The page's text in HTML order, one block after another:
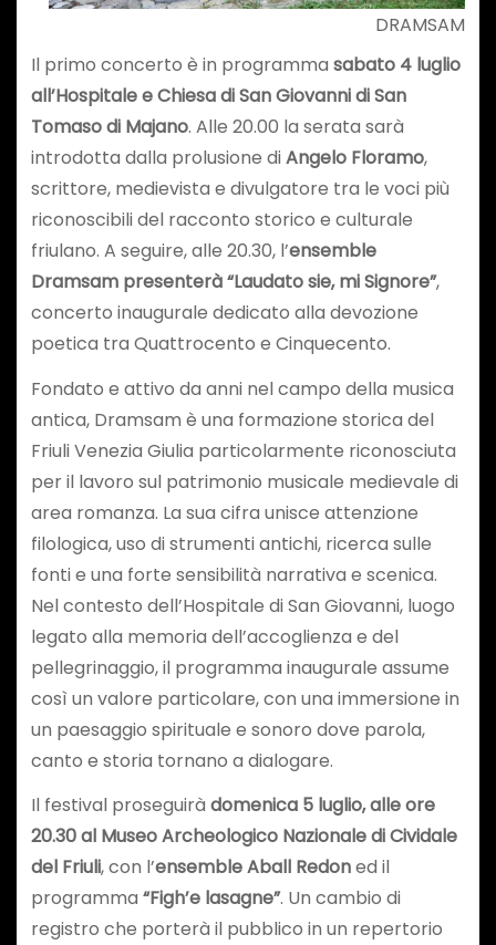
DRAMSAM
Il primo concerto è in programma sabato 4 luglio
all’Hospitale e Chiesa di San Giovanni di San
Tomaso di Majano. Alle 20.00 la serata sarà
introdotta dalla prolusione diAngelo Floramo,
scrittore, medievista e divulgatore tra le voci più
riconoscibili del racconto storico e culturale
friulano. A seguire, alle 20.30, l’ensemble
Dramsam presenterà “Laudato sie, mi Signore”,
concerto inaugurale dedicato alla devozione
poetica tra Quattrocento e Cinquecento.
Fondato e attivo da anni nel campo della musica
antica, Dramsam è una formazione storica del
Friuli Venezia Giulia particolarmente riconosciuta
per il lavoro sul patrimonio musicale medievale di
area romanza. La sua cifra unisce attenzione
filologica, uso di strumenti antichi, ricerca sulle
fonti e una forte sensibilità narrativa e scenica.
Nel contesto dell’Hospitale di San Giovanni, luogo
legato alla memoria dell’accoglienza e del
pellegrinaggio, il programma inaugurale assume
così un valore particolare, con una immersione in
un paesaggio spirituale e sonoro dove parola,
canto e storia tornano a dialogare.
Il festival proseguirà domenica 5 luglio, alle ore
20.30 al Museo Archeologico Nazionale di Cividale
del Friuli, con l’ensemble Aball Redoned il
programma “Figh’e lasagne”. Un cambio di
registro che porterà il pubblico in un repertorio